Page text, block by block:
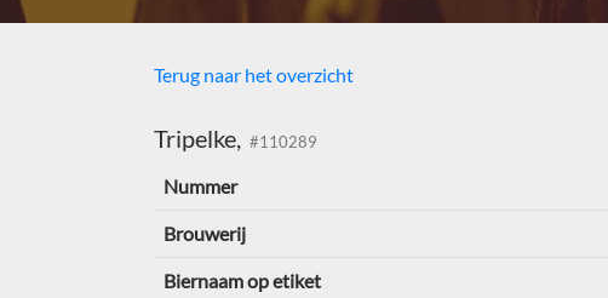
Terug naar het overzicht
Tripelke, #110289
Nummer
Brouwerij
Biernaam op etiket